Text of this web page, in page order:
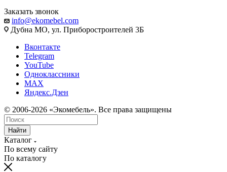
Заказать звонок
info@ekomebel.com
Дубна МО, ул. Приборостроителей 3Б
Вконтакте
Telegram
YouTube
Одноклассники
MAX
Яндекс.Дзен
© 2006-2026 «Экомебель». Все права защищены
Найти
Каталог
По всему сайту
По каталогу